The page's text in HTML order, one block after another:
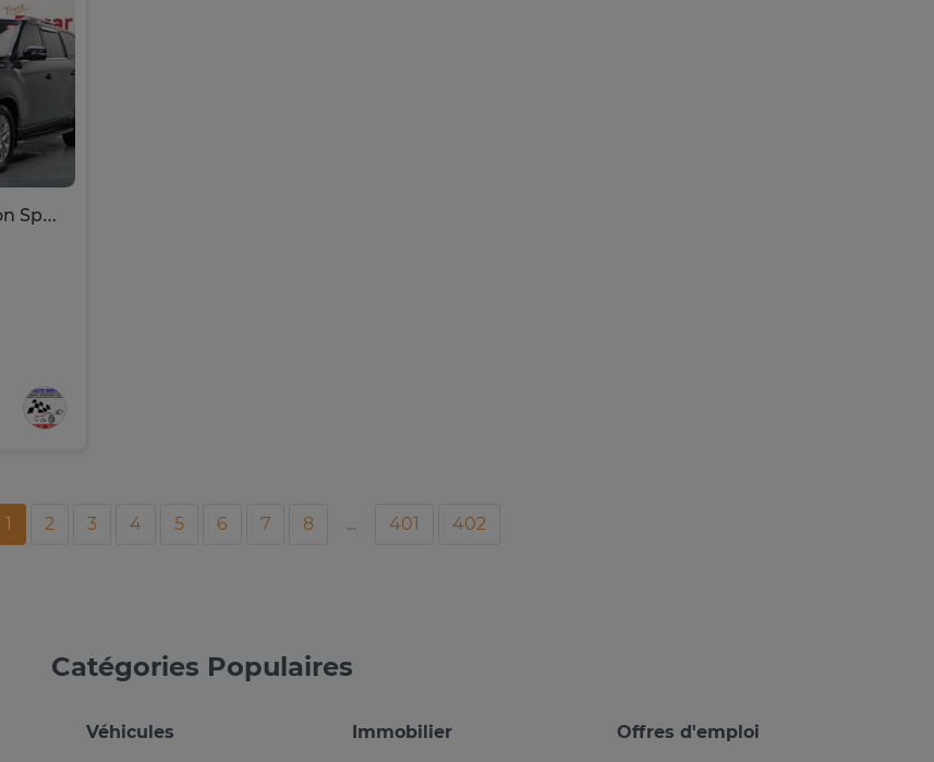
SsangYong Rexton Sports Prestige
1 2 3 4 5 6 7 8 ... 401 402
Catégories Populaires
Véhicules Immobilier Offres d'emploi